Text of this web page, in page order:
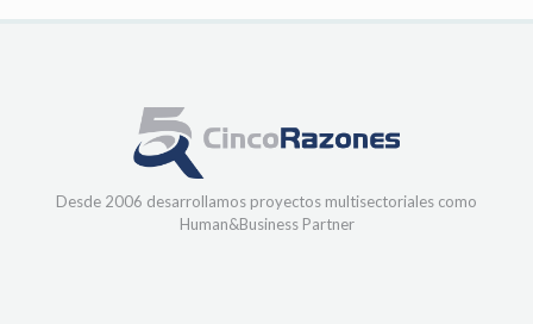
Desde 2006 desarrollamos proyectos multisectoriales como
Human&Business Partner